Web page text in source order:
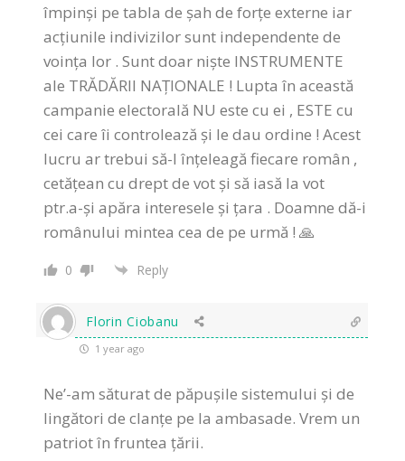
împinși pe tabla de șah de forțe externe iar
acțiunile indivizilor sunt independente de
voința lor . Sunt doar niște INSTRUMENTE
ale TRĂDĂRII NAȚIONALE ! Lupta în această
campanie electorală NU este cu ei , ESTE cu
cei care îi controlează și le dau ordine ! Acest
lucru ar trebui să-l înțeleagă fiecare român ,
cetățean cu drept de vot și să iasă la vot
ptr.a-și apăra interesele și țara . Doamne dă-i
românului mintea cea de pe urmă ! 🙏
0 Reply
Florin Ciobanu
1 year ago
Ne’-am săturat de păpușile sistemului și de
lingători de clanțe pe la ambasade. Vrem un
patriot în fruntea țării.